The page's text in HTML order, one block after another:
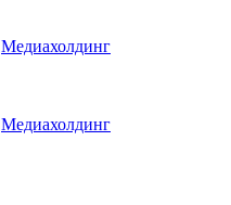
Медиахолдинг
Медиахолдинг